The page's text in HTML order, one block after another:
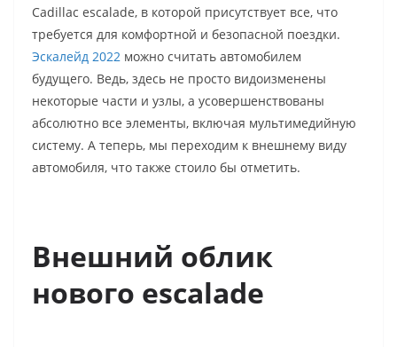
Cadillac escalade, в которой присутствует все, что
требуется для комфортной и безопасной поездки.
Эскалейд 2022 можно считать автомобилем
будущего. Ведь, здесь не просто видоизменены
некоторые части и узлы, а усовершенствованы
абсолютно все элементы, включая мультимедийную
систему. А теперь, мы переходим к внешнему виду
автомобиля, что также стоило бы отметить.
Внешний облик
нового escalade